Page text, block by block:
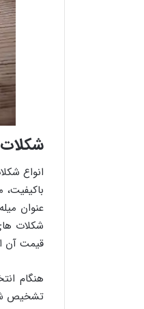
شکلات
انواع
عنوان
شکلات
قیمت آن
هنگام
تشخیص